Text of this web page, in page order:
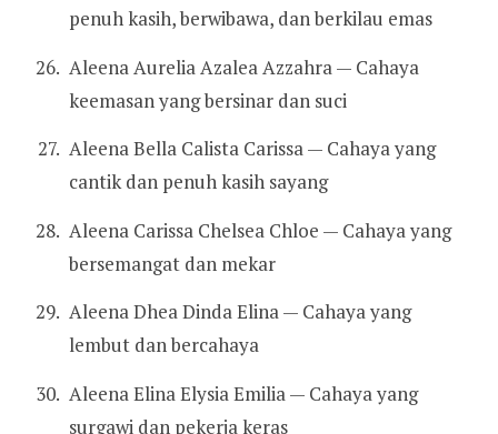
penuh kasih, berwibawa, dan berkilau emas
Aleena Aurelia Azalea Azzahra — Cahaya
keemasan yang bersinar dan suci
Aleena Bella Calista Carissa — Cahaya yang
cantik dan penuh kasih sayang
Aleena Carissa Chelsea Chloe — Cahaya yang
bersemangat dan mekar
Aleena Dhea Dinda Elina — Cahaya yang
lembut dan bercahaya
Aleena Elina Elysia Emilia — Cahaya yang
surgawi dan pekerja keras